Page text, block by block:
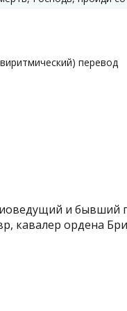
перевод
и бывший
кавалер ордена